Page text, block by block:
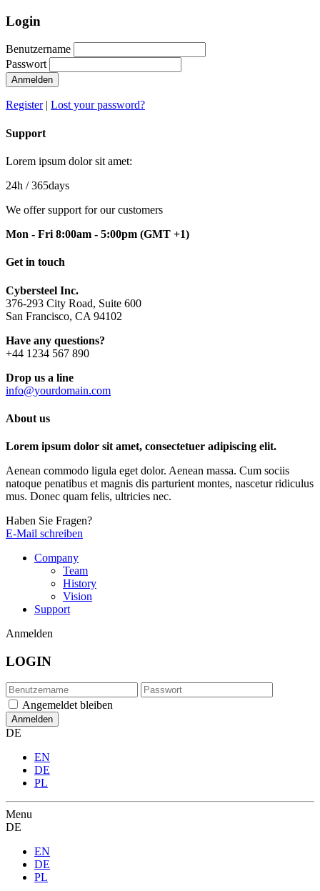
Login
Benutzername
Passwort
Anmelden
Register| Lost your password?
Support
Lorem ipsum dolor sit amet:
24h / 365days
We offer support for our customers
Mon - Fri 8:00am - 5:00pm (GMT +1)
Get in touch
Cybersteel Inc.
376-293 City Road, Suite 600
San Francisco, CA 94102
Have any questions?
+44 1234 567 890
Drop us a line
info@yourdomain.com
About us
Lorem ipsum dolor sit amet, consectetuer adipiscing elit.
Aenean commodo ligula eget dolor. Aenean massa. Cum sociis
natoque penatibus et magnis dis parturient montes, nascetur ridiculus
mus. Donec quam felis, ultricies nec.
Haben Sie Fragen?
E-Mail schreiben
Company
Team
History
Vision
Support
Anmelden
LOGIN
Angemeldet bleiben
DE
EN
DE
PL
Menu
DE
EN
DE
PL